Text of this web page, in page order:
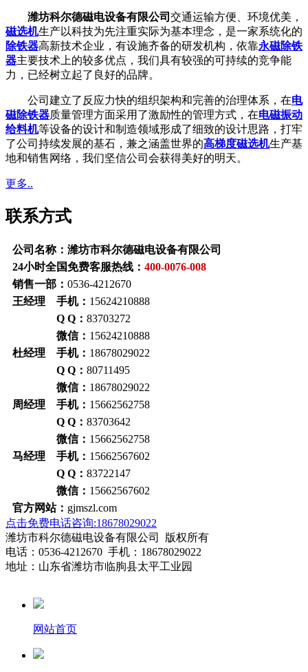
潍坊科尔德磁电设备有限公司 交通运输方便、环境优美，
磁选机生产以科技为先注重实际为基本理念，是一家系统化的
除铁器高新技术企业，有设施齐备的研发机构，依靠永磁除铁
器主要技术上的较多优点，我们具有较强的可持续的竞争能
力，已经树立起了良好的品牌。
公司建立了反应力快的组织架构和完善的治理体系，在电
磁除铁器质量管理方面采用了激励性的管理方式，在电磁振动
给料机等设备的设计和制造领域形成了细致的设计思路，打牢
了公司持续发展的基石，兼之涵盖世界的高梯度磁选机生产基
地和销售网络，我们坚信公司会获得美好的明天。
更多..
联系方式
公司名称：潍坊市科尔德磁电设备有限公司
24小时全国免费客服热线： 400-0076-008
销售一部： 0536-4212670
王经理 手机： 15624210888
Q Q： 83703272
微信： 15624210888
杜经理 手机： 18678029022
Q Q： 80711495
微信： 18678029022
周经理 手机： 15662562758
Q Q： 83703642
微信： 15662562758
马经理 手机： 15662567602
Q Q： 83722147
微信： 15662567602
官方网站： gjmszl.com
点击免费电话咨询:18678029022
潍坊市科尔德磁电设备有限公司 版权所有
电话：0536-4212670 手机：18678029022
地址：山东省潍坊市临朐县太平工业园
网站首页